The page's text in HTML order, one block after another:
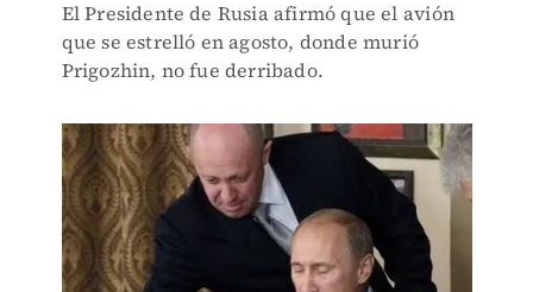
El Presidente de Rusia afirmó que el avión
que se estrelló en agosto, donde murió
Prigozhin, no fue derribado.